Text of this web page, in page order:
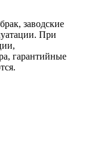
заводские
При
гарантийные